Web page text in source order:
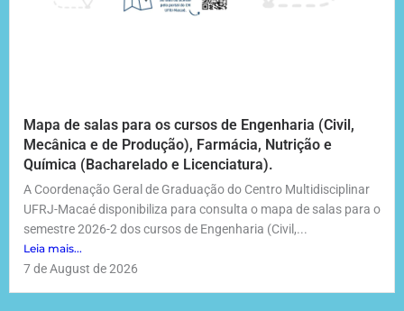
Mapa de salas para os cursos de Engenharia (Civil,
Mecânica e de Produção), Farmácia, Nutrição e
Química (Bacharelado e Licenciatura).
A Coordenação Geral de Graduação do Centro Multidisciplinar
UFRJ-Macaé disponibiliza para consulta o mapa de salas para o
semestre 2026-2 dos cursos de Engenharia (Civil,...
Leia mais...
7 de August de 2026